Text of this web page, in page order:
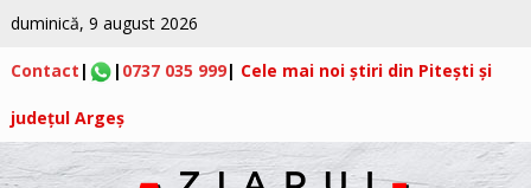
duminică, 9 august 2026
Contact | | 0737 035 999| Cele mai noi știri din Pitești și
județul Argeș